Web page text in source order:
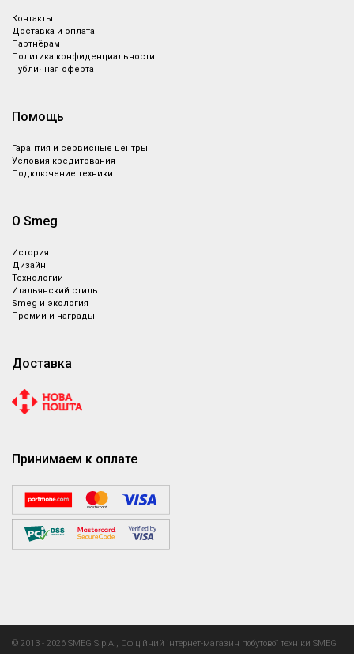
Назад
Контакты
Доставка и оплата
Партнёрам
Политика конфиденциальности
Публичная оферта
Помощь
Гарантия и сервисные центры
Условия кредитования
Подключение техники
О Smeg
История
Дизайн
Технологии
Итальянский стиль
Smeg и экология
Премии и награды
Доставка
Принимаем к оплате
© 2013 - 2026 SMEG S.p.A., Офіційний інтернет-магазин побутової техніки SMEG